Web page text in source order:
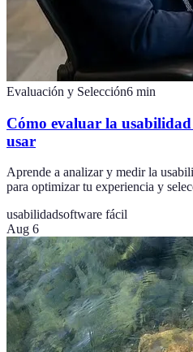
Evaluación y Selección6 min
Cómo evaluar la
usar
Aprende a analizar y medir la
para optimizar tu experiencia y
usabilidadsoftware fácil
Aug 6